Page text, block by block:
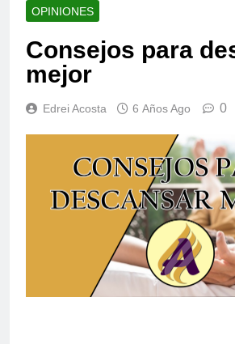
OPINIONES
Consejos para
mejor
Edrei Acosta 6 Años Ago 0